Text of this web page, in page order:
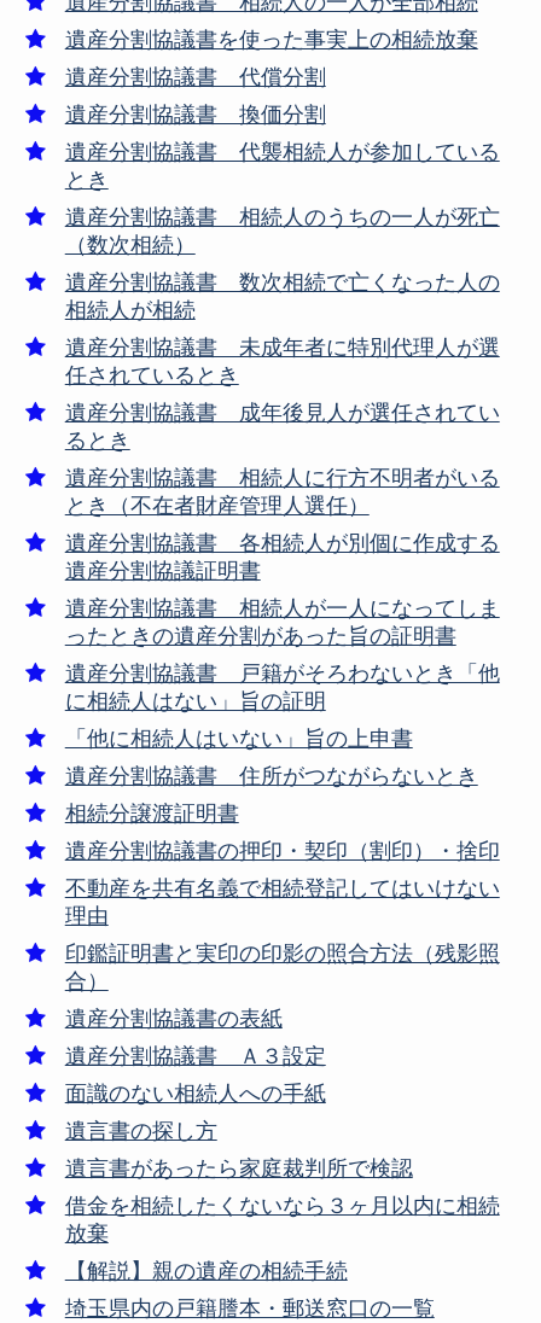
遺産分割協議書を使った事実上の相続放棄
遺産分割協議書 代償分割
遺産分割協議書 換価分割
遺産分割協議書 代襲相続人が参加している
とき
遺産分割協議書 相続人のうちの一人が死亡
（数次相続）
遺産分割協議書 数次相続で亡くなった人の
相続人が相続
遺産分割協議書 未成年者に特別代理人が選
任されているとき
遺産分割協議書 成年後見人が選任されてい
るとき
遺産分割協議書 相続人に行方不明者がいる
とき（不在者財産管理人選任）
遺産分割協議書 各相続人が別個に作成する
遺産分割協議証明書
遺産分割協議書 相続人が一人になってしま
ったときの遺産分割があった旨の証明書
遺産分割協議書 戸籍がそろわないとき「他
に相続人はない」旨の証明
「他に相続人はいない」旨の上申書
遺産分割協議書 住所がつながらないとき
相続分譲渡証明書
遺産分割協議書の押印・契印（割印）・捨印
不動産を共有名義で相続登記してはいけない
理由
印鑑証明書と実印の印影の照合方法（残影照
合）
遺産分割協議書の表紙
遺産分割協議書 Ａ３設定
面識のない相続人への手紙
遺言書の探し方
遺言書があったら家庭裁判所で検認
借金を相続したくないなら３ヶ月以内に相続
放棄
【解説】親の遺産の相続手続
埼玉県内の戸籍謄本・郵送窓口の一覧